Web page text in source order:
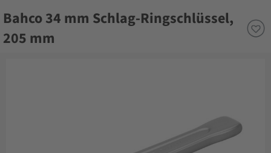
Bahco 34 mm Schlag-Ringschlüssel,
205 mm